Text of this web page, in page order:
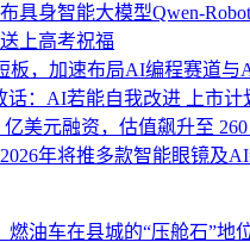
具身智能大模型Qwen-
上高考祝福
板，加速布局AI编程赛道与
话：AI若能自我改进 上市计
美元融资，估值飙升至
年将推多款智能眼镜及